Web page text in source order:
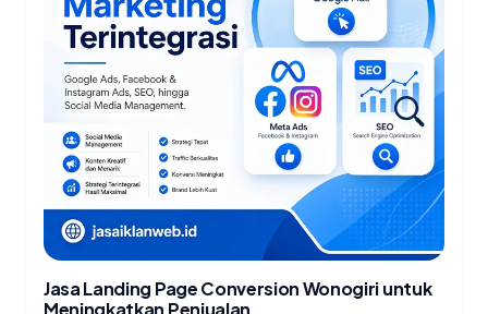
Jasa Landing Page Conversion Wonogiri untuk
Meningkatkan Penjualan